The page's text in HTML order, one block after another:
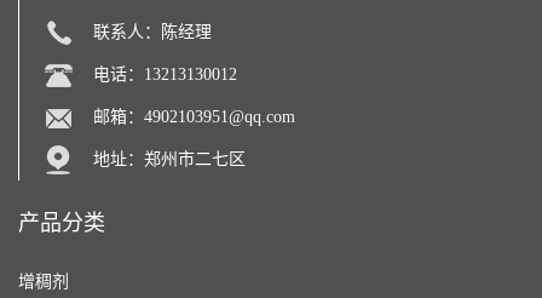
联系人：陈经理
电话：13213130012
邮箱： 4902103951@qq.com
地址：郑州市二七区
产品分类
增稠剂